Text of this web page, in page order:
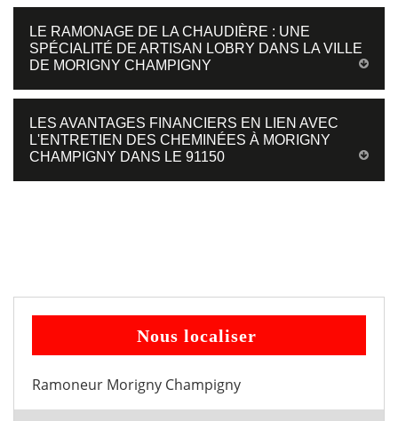
LE RAMONAGE DE LA CHAUDIÈRE : UNE
SPÉCIALITÉ DE ARTISAN LOBRY DANS LA VILLE
DE MORIGNY CHAMPIGNY
LES AVANTAGES FINANCIERS EN LIEN AVEC
L'ENTRETIEN DES CHEMINÉES À MORIGNY
CHAMPIGNY DANS LE 91150
Nous localiser
Ramoneur Morigny Champigny